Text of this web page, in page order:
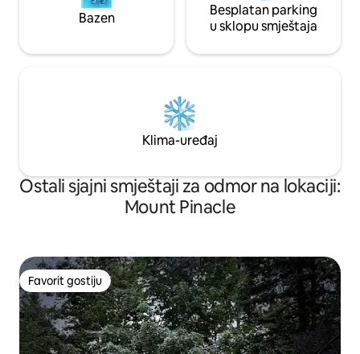
Bazen
Besplatan parking
u sklopu smještaja
Klima-uređaj
Ostali sjajni smještaji za odmor na lokaciji:
Mount Pinacle
Favorit gostiju
Favorit gostiju